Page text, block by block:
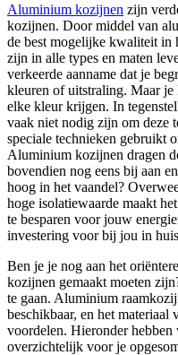
Aluminium kozijnen zijn
kozijnen. Door middel van
de best mogelijke kwaliteit in
zijn in alle types en maten
verkeerde aanname dat je
kleuren of uitstraling. Maar
elke kleur krijgen. In
vaak niet nodig zijn om deze
speciale technieken gebruikt
Aluminium kozijnen dragen
bovendien nog eens bij aan
hoog in het vaandel?
hoge isolatiewaarde maakt
te besparen voor jouw
investering voor bij jou in
Ben je je nog aan het
kozijnen gemaakt moeten
te gaan. Aluminium
beschikbaar, en het materiaal
voordelen. Hieronder hebben
overzichtelijk voor je